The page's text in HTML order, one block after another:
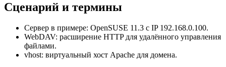
Сценарий и термины
Сервер в примере: OpenSUSE 11.3 с IP 192.168.0.100.
WebDAV: расширение HTTP для удалённого управления
файлами.
vhost: виртуальный хост Apache для домена.